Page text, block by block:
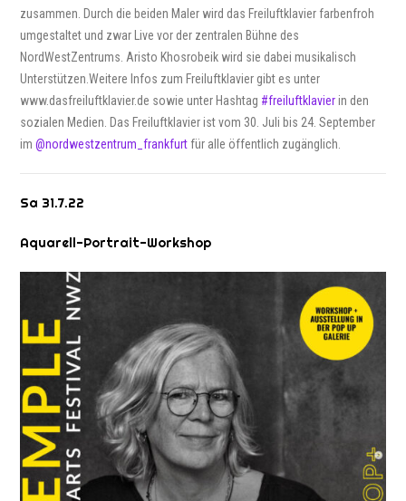
zusammen. Durch die beiden Maler wird das Freiluftklavier farbenfroh
umgestaltet und zwar Live vor der zentralen Bühne des
NordWestZentrums. Aristo Khosrobeik wird sie dabei musikalisch
Unterstützen.Weitere Infos zum Freiluftklavier gibt es unter
www.dasfreiluftklavier.de sowie unter Hashtag #freiluftklavierin den
sozialen Medien. Das Freiluftklavier ist vom 30. Juli bis 24. September
im@nordwestzentrum_frankfurt für alle öffentlich zugänglich.
Sa 31.7.22
Aquarell-Portrait-Workshop